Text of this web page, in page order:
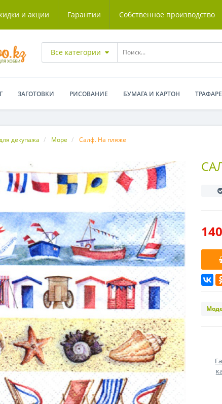
и акции Гарантии Собственное производство
Все категории
ЗАГОТОВКИ РИСОВАНИЕ БУМАГА И КАРТОН
декупажа Море Салф. На пляже